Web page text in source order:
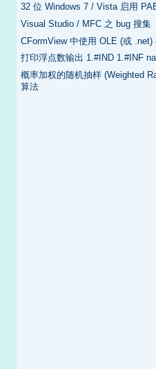
32 位 Windows 7 / Vista 启用
Visual Studio / MFC 之 bug 搜集
CFormView 中使用 OLE (或
打印浮点数输出 1.#IND 1.#INF
概率加权的随机抽样 (Weighted
算法